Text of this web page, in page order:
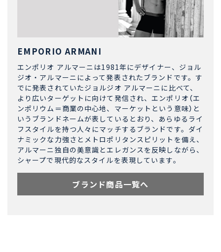
EMPORIO ARMANI
エンポリオ アルマーニは1981年にデザイナー、ジョル
ジオ・アルマーニによって発表されたブランドです。す
でに発表されていたジョルジオ アルマーニに比べて、
より広いターゲットに向けて発信され、エンポリオ（エ
ンポリウム＝商業の中心地、マーケットという意味）と
いうブランドネームが表しているとおり、あらゆるライ
フスタイルを持つ人々にマッチするブランドです。ダイ
ナミックな力強さとメトロポリタンスピリットを備え、
アルマーニ独自の美意識とエレガンスを反映しながら、
シャープで現代的なスタイルを表現しています。
ブランド商品一覧へ